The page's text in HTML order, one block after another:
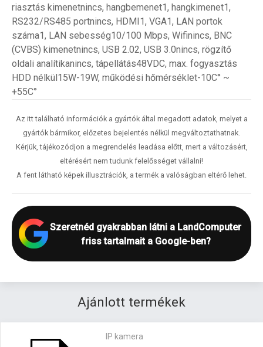
riasztás kimenetnincs, hangbemenet1, hangkimenet1,
RS232/RS485 portnincs, HDMI1, VGA1, LAN portok
száma1, LAN sebesség10/100 Mbps, Wifinincs, BNC
(CVBS) kimenetnincs, USB 2.02, USB 3.0nincs, rögzítő
oldali analítikanincs, tápellátás48VDC, max. fogyasztás
HDD nélkül15W-19W, működési hőmérséklet-10C° ~
+55C°
Az itt található információk a gyártók által megadott adatok, melyet a
gyártók bármikor, előzetes bejelentés nélkül megváltoztathatnak.
Kérjük, tájékozódjon a megrendelés leadása előtt, mert a változásért,
eltérésért nem tudunk felelősséget vállalni!
A fent látható képek illusztrációk, a termék a valóságban eltérő lehet.
Szeretnéd gyakrabban látni a LandComputer
friss tartalmait a Google-ben?
Ajánlott termékek
IP kamera